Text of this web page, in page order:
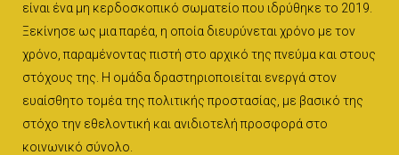
είναι ένα μη κερδοσκοπικό σωματείο που ιδρύθηκε το 2019.
Ξεκίνησε ως μια παρέα, η οποία διευρύνεται χρόνο με τον
χρόνο, παραμένοντας πιστή στο αρχικό της πνεύμα και στους
στόχους της. Η ομάδα δραστηριοποιείται ενεργά στον
ευαίσθητο τομέα της πολιτικής προστασίας, με βασικό της
στόχο την εθελοντική και ανιδιοτελή προσφορά στο
κοινωνικό σύνολο.